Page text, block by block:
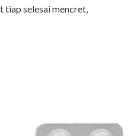
tiap selesai mencret,